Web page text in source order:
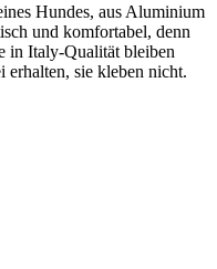
Hundes, aus Aluminium
und komfortabel, denn
in Italy-Qualität bleiben
erhalten, sie kleben nicht.